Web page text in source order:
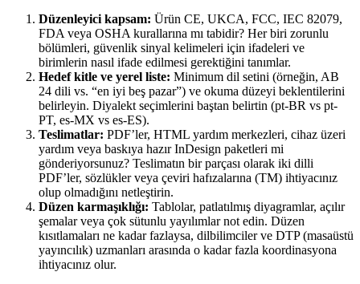
Düzenleyici kapsam: Ürün CE, UKCA, FCC, IEC 82079,
FDA veya OSHA kurallarına mı tabidir? Her biri zorunlu
bölümleri, güvenlik sinyal kelimeleri için ifadeleri ve
birimlerin nasıl ifade edilmesi gerektiğini tanımlar.
Hedef kitle ve yerel liste: Minimum dil setini (örneğin, AB
24 dili vs. “en iyi beş pazar”) ve okuma düzeyi beklentilerini
belirleyin. Diyalekt seçimlerini baştan belirtin (pt-BR vs pt-
PT, es-MX vs es-ES).
Teslimatlar: PDF’ler, HTML yardım merkezleri, cihaz üzeri
yardım veya baskıya hazır InDesign paketleri mi
gönderiyorsunuz? Teslimatın bir parçası olarak iki dilli
PDF’ler, sözlükler veya çeviri hafızalarına (TM) ihtiyacınız
olup olmadığını netleştirin.
Düzen karmaşıklığı: Tablolar, patlatılmış diyagramlar, açılır
şemalar veya çok sütunlu yayılımlar not edin. Düzen
kısıtlamaları ne kadar fazlaysa, dilbilimciler ve DTP (masaüstü
yayıncılık) uzmanları arasında o kadar fazla koordinasyona
ihtiyacınız olur.